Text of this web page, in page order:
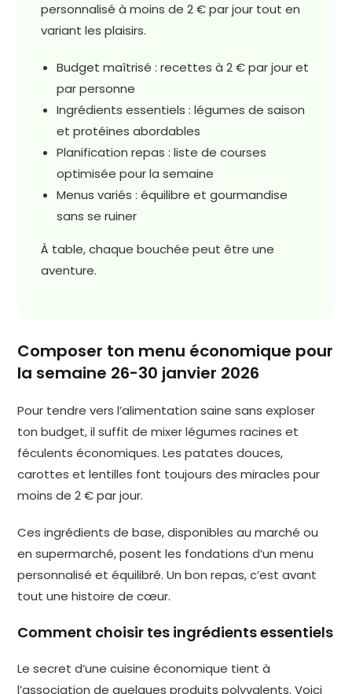
personnalisé à moins de 2 € par jour tout en
variant les plaisirs.
Budget maîtrisé : recettes à 2 € par jour et
par personne
Ingrédients essentiels : légumes de saison
et protéines abordables
Planification repas : liste de courses
optimisée pour la semaine
Menus variés : équilibre et gourmandise
sans se ruiner
À table, chaque bouchée peut être une
aventure.
Composer ton menu économique pour
la semaine 26-30 janvier 2026
Pour tendre vers l’alimentation saine sans exploser
ton budget, il suffit de mixer légumes racines et
féculents économiques. Les patates douces,
carottes et lentilles font toujours des miracles pour
moins de 2 € par jour.
Ces ingrédients de base, disponibles au marché ou
en supermarché, posent les fondations d’un menu
personnalisé et équilibré. Un bon repas, c’est avant
tout une histoire de cœur.
Comment choisir tes ingrédients essentiels
Le secret d’une cuisine économique tient à
l’association de quelques produits polyvalents. Voici